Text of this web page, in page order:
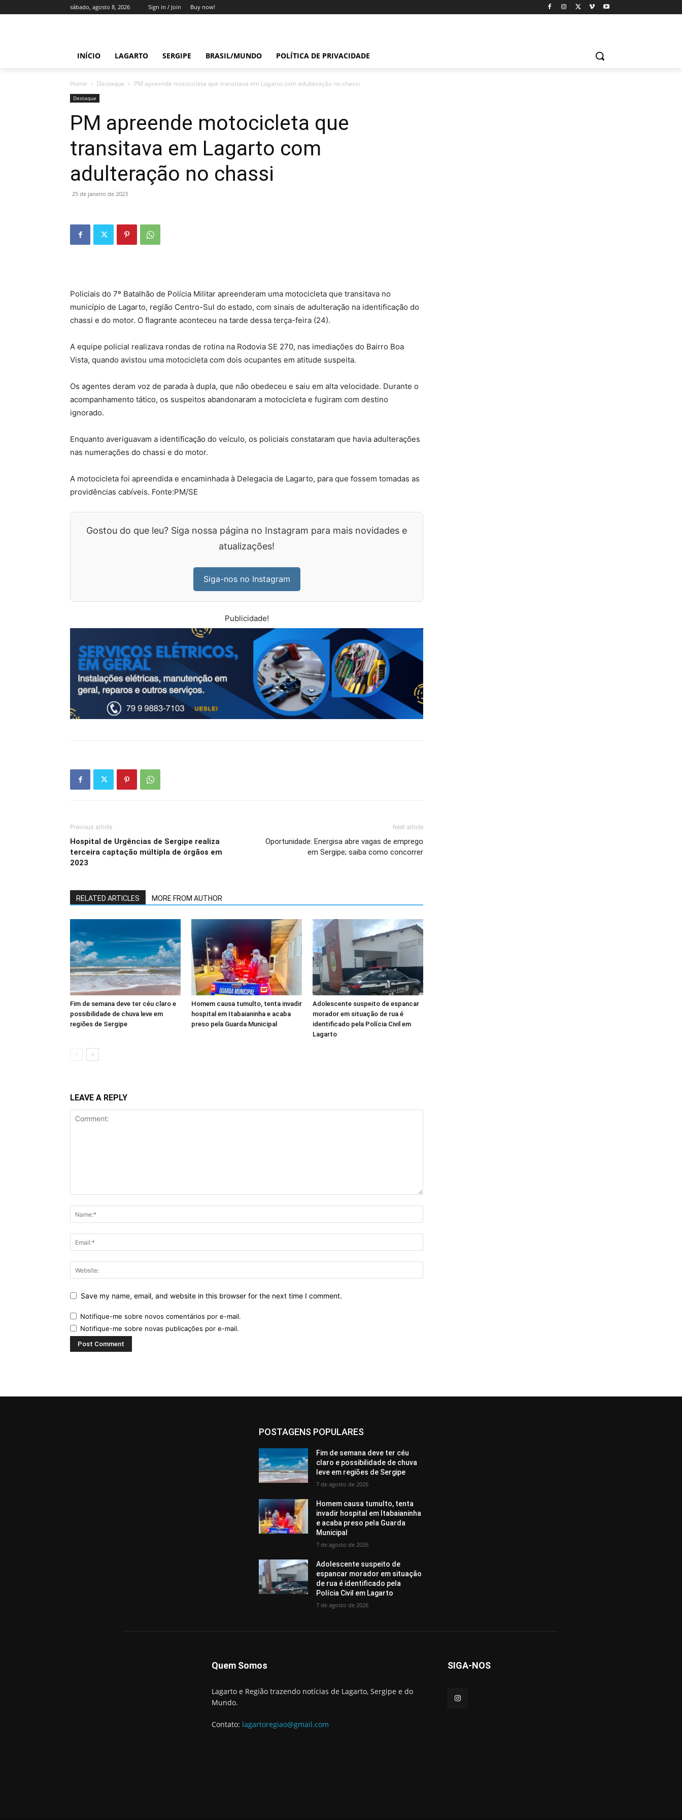
sábado, agosto 8, 2026 Sign in / Join Buy now!
INÍCIO LAGARTO SERGIPE BRASIL/MUNDO POLÍTICA DE PRIVACIDADE
Home Destaque PM apreende motocicleta que transitava em Lagarto com adulteração no chassi
Destaque
PM apreende motocicleta que
transitava em Lagarto com
adulteração no chassi
25 de janeiro de 2023
Policiais do 7º Batalhão de Polícia Militar apreenderam uma motocicleta que transitava no
município de Lagarto, região Centro-Sul do estado, com sinais de adulteração na identificação do
chassi e do motor. O flagrante aconteceu na tarde dessa terça-feira (24).
A equipe policial realizava rondas de rotina na Rodovia SE 270, nas imediações do Bairro Boa
Vista, quando avistou uma motocicleta com dois ocupantes em atitude suspeita.
Os agentes deram voz de parada à dupla, que não obedeceu e saiu em alta velocidade. Durante o
acompanhamento tático, os suspeitos abandonaram a motocicleta e fugiram com destino
ignorado.
Enquanto averiguavam a identificação do veículo, os policiais constataram que havia adulterações
nas numerações do chassi e do motor.
A motocicleta foi apreendida e encaminhada à Delegacia de Lagarto, para que fossem tomadas as
providências cabíveis. Fonte:PM/SE
Gostou do que leu? Siga nossa página no Instagram para mais novidades e
atualizações!
Siga-nos no Instagram
Publicidade!
Previous article
Hospital de Urgências de Sergipe realiza
terceira captação múltipla de órgãos em
2023
Next article
Oportunidade: Energisa abre vagas de emprego
em Sergipe; saiba como concorrer
RELATED ARTICLES MORE FROM AUTHOR
Fim de semana deve ter céu claro e
possibilidade de chuva leve em
regiões de Sergipe
Homem causa tumulto, tenta invadir
hospital em Itabaianinha e acaba
preso pela Guarda Municipal
Adolescente suspeito de espancar
morador em situação de rua é
identificado pela Polícia Civil em
Lagarto
LEAVE A REPLY
Save my name, email, and website in this browser for the next time I comment.
Notifique-me sobre novos comentários por e-mail.
Notifique-me sobre novas publicações por e-mail.
POSTAGENS POPULARES
Fim de semana deve ter céu
claro e possibilidade de chuva
leve em regiões de Sergipe
7 de agosto de 2026
Homem causa tumulto, tenta
invadir hospital em Itabaianinha
e acaba preso pela Guarda
Municipal
7 de agosto de 2026
Adolescente suspeito de
espancar morador em situação
de rua é identificado pela
Polícia Civil em Lagarto
7 de agosto de 2026
Quem Somos
Lagarto e Região trazendo notícias de Lagarto, Sergipe e do
Mundo.
Contato: lagartoregiao@gmail.com
SIGA-NOS